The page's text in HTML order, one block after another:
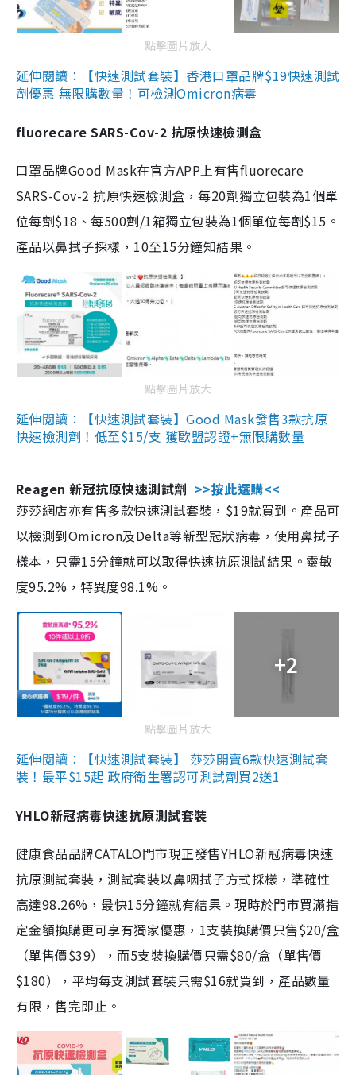
點擊圖片放大
延伸閱讀：【快速測試套裝】香港口罩品牌$19快速測試
劑優惠 無限購數量！可檢測Omicron病毒
fluorecare SARS-Cov-2 抗原快速檢測盒
口罩品牌Good Mask在官方APP上有售fluorecare
SARS-Cov-2 抗原快速檢測盒，每20劑獨立包裝為1個單
位每劑$18、每500劑/1箱獨立包裝為1個單位每劑$15。
產品以鼻拭子採樣，10至15分鐘知結果。
點擊圖片放大
延伸閱讀：【快速測試套裝】Good Mask發售3款抗原
快速檢測劑！低至$15/支 獲歐盟認證+無限購數量
Reagen 新冠抗原快速測試劑 >>按此選購<<
莎莎網店亦有售多款快速測試套裝，$19就買到。產品可
以檢測到Omicron及Delta等新型冠狀病毒，使用鼻拭子
樣本，只需15分鐘就可以取得快速抗原測試結果。靈敏
度95.2%，特異度98.1%。
+2
點擊圖片放大
延伸閱讀：【快速測試套裝】 莎莎開賣6款快速測試套
裝！最平$15起 政府衛生署認可測試劑買2送1
YHLO新冠病毒快速抗原測試套裝
健康食品品牌CATALO門市現正發售YHLO新冠病毒快速
抗原測試套裝，測試套裝以鼻咽拭子方式採樣，準確性
高達98.26%，最快15分鐘就有結果。現時於門市買滿指
定金額換購更可享有獨家優惠，1支裝換購價只售$20/盒
（單售價$39），而5支裝換購價只需$80/盒（單售價
$180），平均每支測試套裝只需$16就買到，產品數量
有限，售完即止。